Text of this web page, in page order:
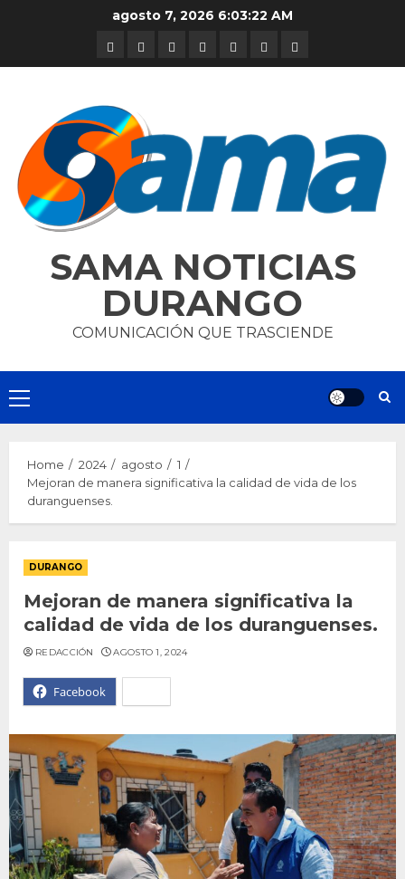
agosto 7, 2026 6:03:23 AM
DURANGO
NACIONAL
INTERNACIONAL
DEPORTES
ENTRETENIMIENTO
CIENCIA
Y
OPINION
SAMA NOTICIAS
DURANGO
COMUNICACIÓN QUE TRASCIENDE
Primary
Menu
Home 2024 agosto
1
Mejoran de manera significativa la calidad de vida de los
duranguenses.
DURANGO
Mejoran de manera significativa la
calidad de vida de los duranguenses.
Facebook
REDACCIÓN AGOSTO 1, 2024